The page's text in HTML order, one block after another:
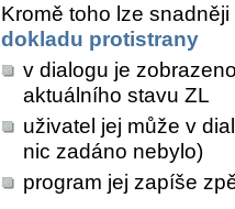
Kromě toho lze
dokladu protistrany
v dialogu je
aktuálního stavu ZL
uživatel jej může v
nic zadáno nebylo)
program jej zapíše